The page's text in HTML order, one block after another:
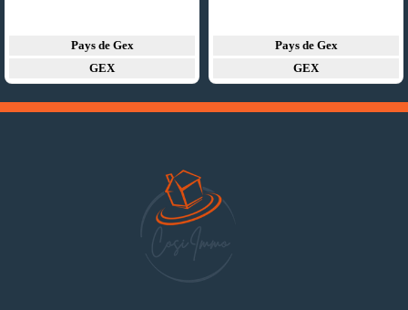
Pays de Gex
GEX
Pays de Gex
GEX